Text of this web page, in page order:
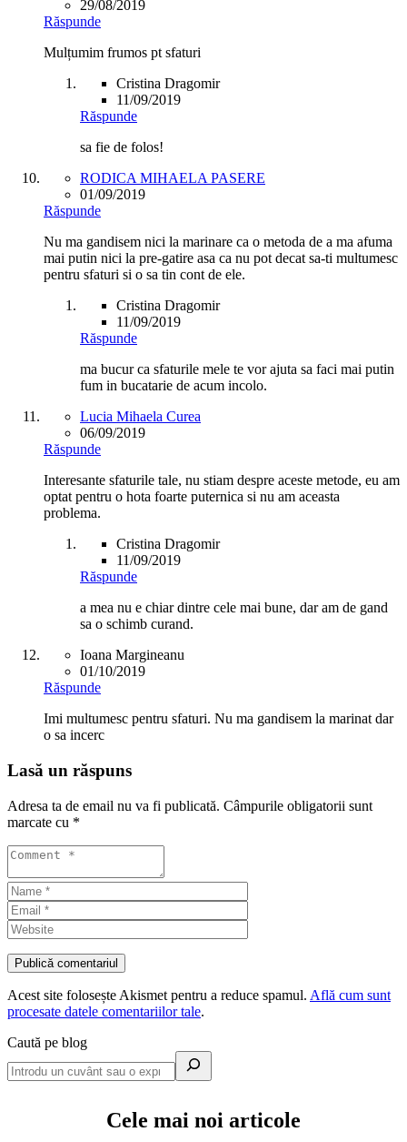
29/08/2019
Răspunde
Mulțumim frumos pt sfaturi
Cristina Dragomir
11/09/2019
Răspunde
sa fie de folos!
RODICA MIHAELA PASERE
01/09/2019
Răspunde
Nu ma gandisem nici la marinare ca o metoda de a ma afuma
mai putin nici la pre-gatire asa ca nu pot decat sa-ti multumesc
pentru sfaturi si o sa tin cont de ele.
Cristina Dragomir
11/09/2019
Răspunde
ma bucur ca sfaturile mele te vor ajuta sa faci mai putin
fum in bucatarie de acum incolo.
Lucia Mihaela Curea
06/09/2019
Răspunde
Interesante sfaturile tale, nu stiam despre aceste metode, eu am
optat pentru o hota foarte puternica si nu am aceasta
problema.
Cristina Dragomir
11/09/2019
Răspunde
a mea nu e chiar dintre cele mai bune, dar am de gand
sa o schimb curand.
Ioana Margineanu
01/10/2019
Răspunde
Imi multumesc pentru sfaturi. Nu ma gandisem la marinat dar
o sa incerc
Lasă un răspuns
Adresa ta de email nu va fi publicată. Câmpurile obligatorii sunt
marcate cu *
Acest site folosește Akismet pentru a reduce spamul. Află cum sunt
procesate datele comentariilor tale.
Caută pe blog
Cele mai noi articole